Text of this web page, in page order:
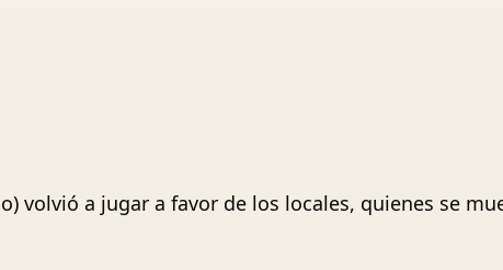
volvió a jugar a favor de los locales, quienes se